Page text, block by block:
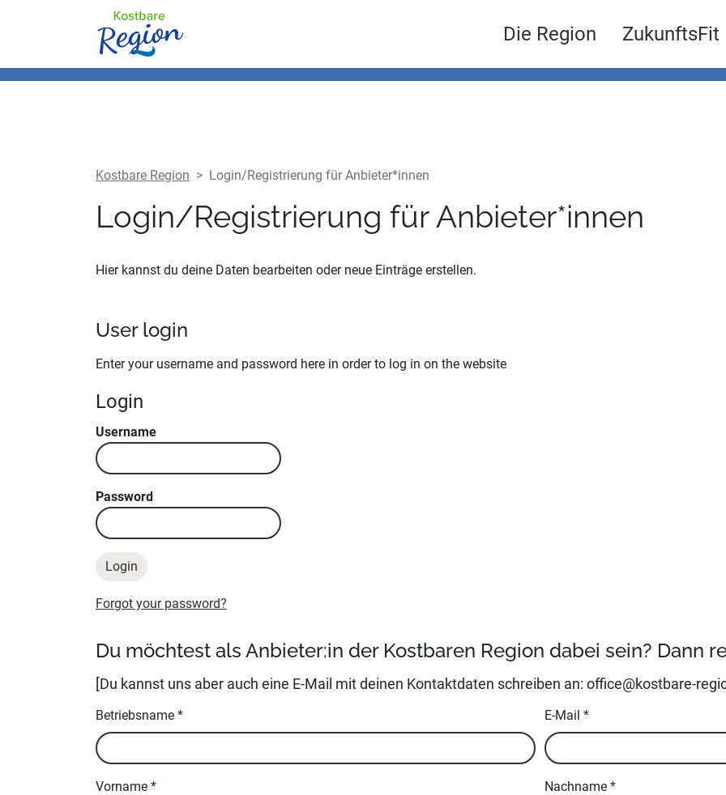
Die Region ZukunftsFit
Kostbare Region Login/Registrierung für Anbieter*innen
Login/Registrierung für Anbieter*innen
Hier kannst du deine Daten bearbeiten oder neue Einträge erstellen.
User login
Enter your username and password here in order to log in on the website
Login
Username
Password
Forgot your password?
Du möchtest als Anbieter:in der Kostbaren Region dabei sein? Dann
[Du kannst uns aber auch eine E-Mail mit deinen Kontaktdaten schreiben an: office@kostbare-
Betriebsname * E-Mail *
Vorname * Nachname *